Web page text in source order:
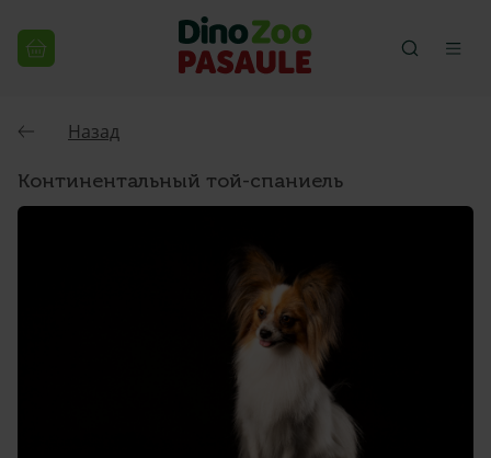
Назад
Континентальный той-спаниель